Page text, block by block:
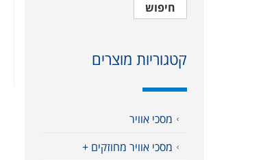
חיפוש
קטגוריות מוצרים
מסכי אוויר
מסכי אוויר מחוזקים +